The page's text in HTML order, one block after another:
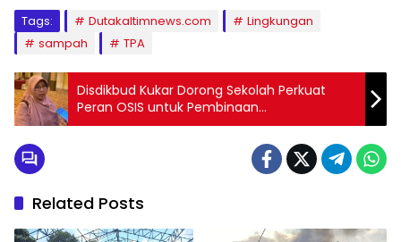
Tags: Dutakaltimnews.com
Lingkungan
sampah
TPA
Disdikbud Kukar Dorong Sekolah Perkuat
Peran OSIS untuk Pembinaan
Kepemimpinan
Related Posts